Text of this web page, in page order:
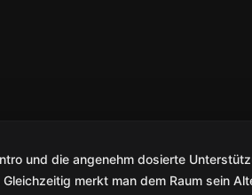
und die angenehm dosierte
merkt man dem Raum sein